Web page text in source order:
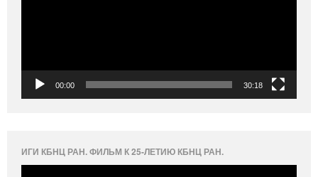
00:00 30:18
ИГИ КБНЦ РАН. ФИЛЬМ К 25-ЛЕТИЮ КБНЦ РАН.